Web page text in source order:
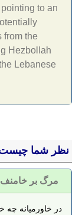
to an
from the
Hezbollah
Lebanese
نظر شما
مرگ بر خامنف
در خاورمیانه